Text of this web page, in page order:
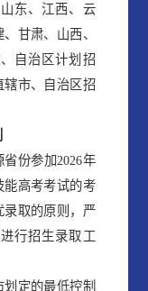
东、江西、云
甘肃、山西、
自治区计划招
辖市、自治区招
份参加2026年
能高考考试的考
录取的原则，严
行招生录取工
定的最低控制